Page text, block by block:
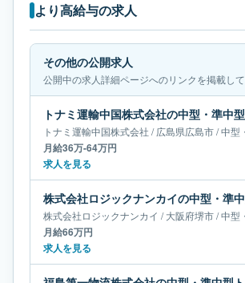
より高給与の求人
その他の公開求人
公開中の求人詳細ページへのリンクを掲載して
トナミ運輸中国株式会社 /広島県広島市/中型・準
月給36万-64万円
求人を見る
株式会社ロジックナンカイ /大阪府堺市/中型・準
月給66万円
求人を見る